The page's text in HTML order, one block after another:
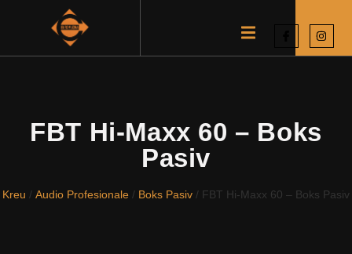
FBT Hi-Maxx 60 – Boks
Pasiv
Kreu / Audio Profesionale / Boks Pasiv / FBT Hi-Maxx 60 – Boks Pasiv